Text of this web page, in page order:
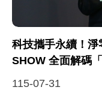
科技攜手永續！
SHOW 全面解碼
115-07-31